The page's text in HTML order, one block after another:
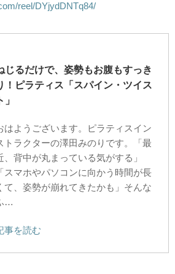
reel/DYjydDNTq84/
じるだけで、姿勢もお腹もすっき
！ピラティス「スパイン・ツイス
ト」
はようございます。ピラティスイン
トラクターの澤田みのりです。「最
、背中が丸まっている気がする」
「スマホやパソコンに向かう時間が長
て、姿勢が崩れてきたかも」そんな
…
事を読む